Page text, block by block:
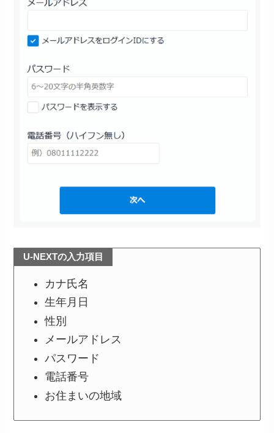
U-NEXTの入力項目
カナ氏名
生年月日
性別
メールアドレス
パスワード
電話番号
お住まいの地域